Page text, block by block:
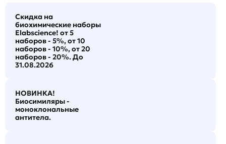
Скидка на
биохимические наборы
Elabscience! от 5
наборов - 5%, от 10
наборов - 10%, от 20
наборов - 20%. До
31.08.2026
НОВИНКА!
Биосимиляры -
моноклональные
антитела.